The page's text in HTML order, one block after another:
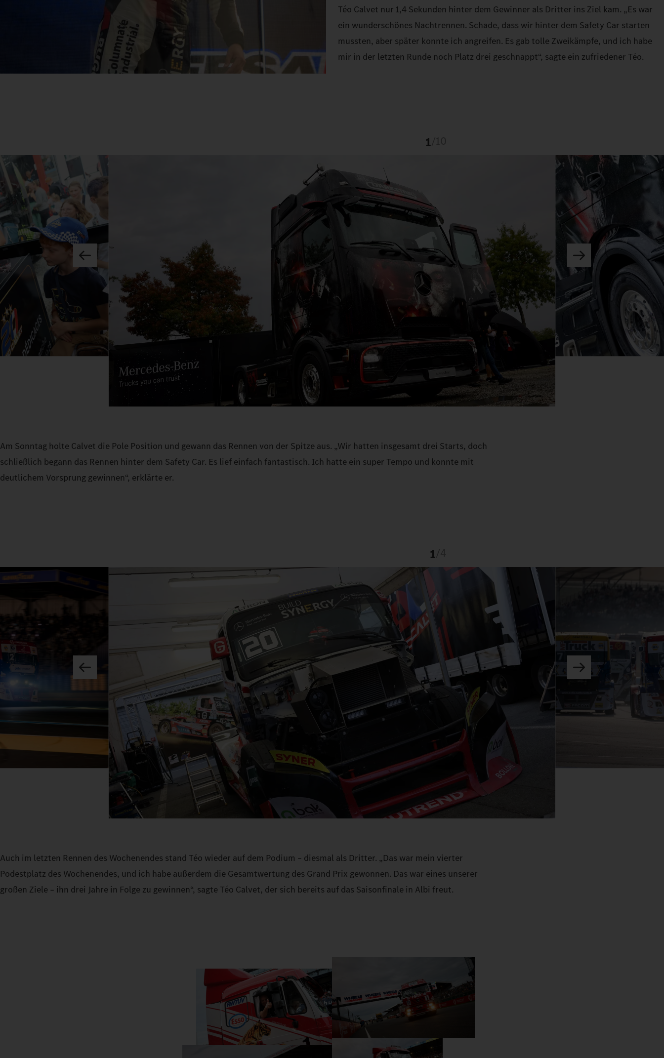
Téo Calvet nur 1,4 Sekunden hinter dem Gewinner als Dritter ins Ziel kam. „Es war
ein wunderschönes Nachtrennen. Schade, dass wir hinter dem Safety Car starten
mussten, aber später konnte ich angreifen. Es gab tolle Zweikämpfe, und ich habe
mir in der letzten Runde noch Platz drei geschnappt“, sagte ein zufriedener Téo.
1
Am Sonntag holte Calvet die Pole Position und gewann das Rennen von der Spitze aus. „Wir hatten insgesamt drei Starts, doch
schließlich begann das Rennen hinter dem Safety Car. Es lief einfach fantastisch. Ich hatte ein super Tempo und konnte mit
deutlichem Vorsprung gewinnen“, erklärte er.
1
Auch im letzten Rennen des Wochenendes stand Téo wieder auf dem Podium – diesmal als Dritter. „Das war mein vierter
Podestplatz des Wochenendes, und ich habe außerdem die Gesamtwertung des Grand Prix gewonnen. Das war eines unserer
großen Ziele – ihn drei Jahre in Folge zu gewinnen“, sagte Téo Calvet, der sich bereits auf das Saisonfinale in Albi freut.